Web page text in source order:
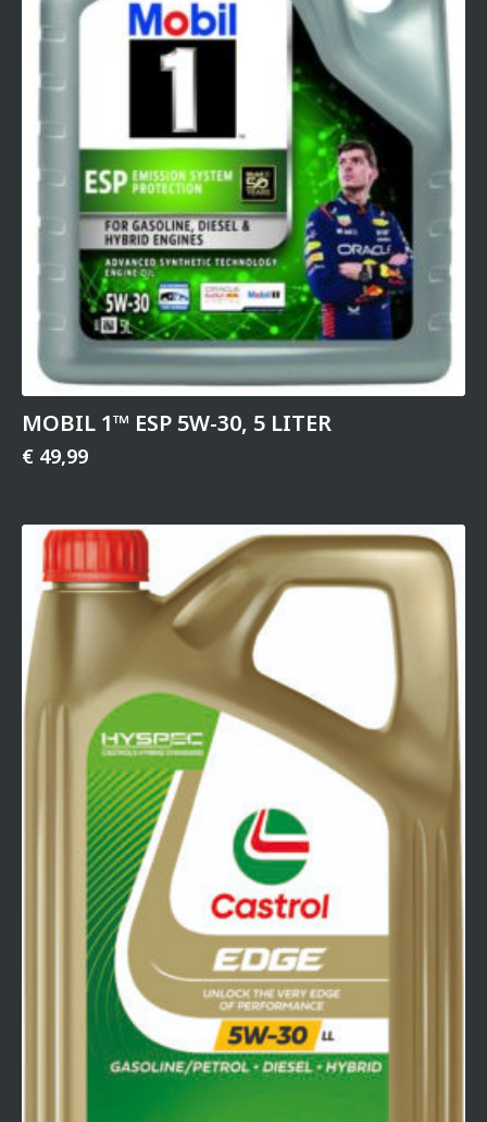
MOBIL 1™ ESP 5W-30, 5 LITER
€ 49,99